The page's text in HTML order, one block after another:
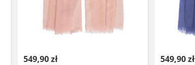
549,90 zł 549,90 zł